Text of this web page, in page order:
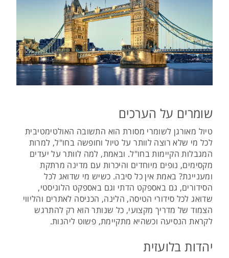
שומרים על הערכים
טיול מאורגן לשומרי מסורת הוא התשובה האולטימטיבית
לכל מי שלא רוצה לוותר על טיול וחופשה בחו"ל, למרות
המגבלות הקיימות בחו"ל. ובאמת, למה לוותר על יעדים
מקסימים, נופים מיוחדים והיכרות עם מדינה מרתקת
ומעניינת? באמת אין כל סיבה. כשיש מי שדואג לכל
הסידורים, גם באספקט הדתי וגם באספקט הלוגיסטי,
שדואג לכל סידורי הטיסה, הלינה, הכניסה לאתרים והליווי
הצמוד של מדריך מקצועי, כל שנותר הוא רק להתרגש
לקראת הנסיעה וכשהיא מתקיימת, פשוט ליהנות.
יהדות בלועזית